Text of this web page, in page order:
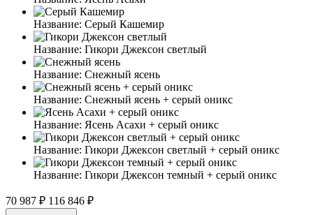
Название: Серый Кашемир
Название: Гикори Джексон светлый
Название: Снежный ясень
Название: Снежный ясень + серый оникс
Название: Ясень Асахи + серый оникс
Название: Гикори Джексон светлый + серый оникс
Название: Гикори Джексон темный + серый оникс
70 987 ₽ 116 846 ₽